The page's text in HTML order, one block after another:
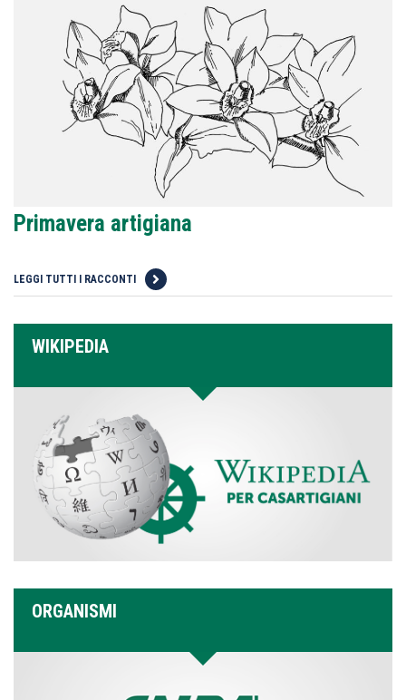
Primavera artigiana
LEGGI TUTTI I RACCONTI
WIKIPEDIA
ORGANISMI